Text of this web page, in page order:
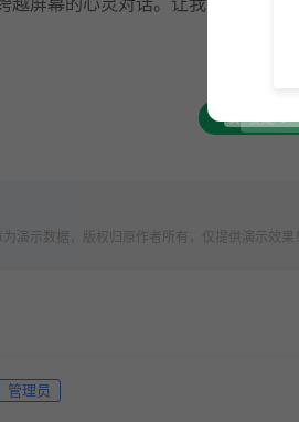
为演示数据，版权归原作者所有，仅提供演示
管理员